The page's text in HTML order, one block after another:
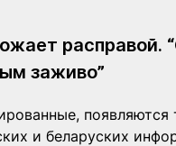
расправой.
заживо”
появляются
и беларуских